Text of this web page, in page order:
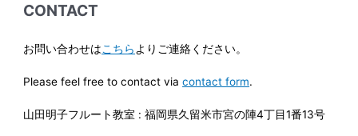
CONTACT
お問い合わせはこちらよりご連絡ください。
Please feel free to contact viacontact form.
山田明子フルート教室 : 福岡県久留米市宮の陣4丁目1番13号